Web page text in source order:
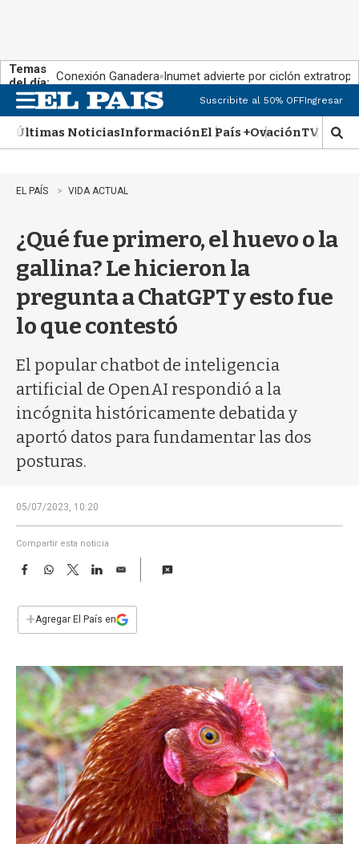
Temas
del día: Conexión Ganadera Inumet advierte por ciclón
n
u
Suscribite al 50% OFFIngresar
Últimas NoticiasInformaciónEl País +OvaciónTV Show
M
o
r
b
EL PAÍS VIDA ACTUAL
¿Qué fue primero, el huevo o la
gallina? Le hicieron la
pregunta a ChatGPT y esto fue
lo que contestó
El popular chatbot de inteligencia
artificial de OpenAI respondió a la
incógnita históricamente debatida y
aportó datos para fundamentar las dos
posturas.
05/07/2023, 10:20
Compartir esta noticia
F
e
b
k
W
s
p
T
w
t
L
n
E
i
l
+Agregar El País en